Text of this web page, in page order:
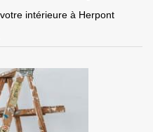
intérieure à Herpont